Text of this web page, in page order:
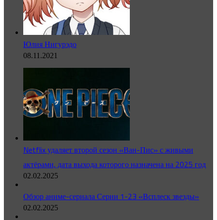
Юлия Нигурэдо
08.11.2021
Netflix удаляет второй сезон «Ван-Пис» с живыми
актёрами, дата выхода которого назначена на 2025 год
02.02.2025
Обзор аниме-сериала Серии 1-23 «Всплеск звезды»
02.02.2025